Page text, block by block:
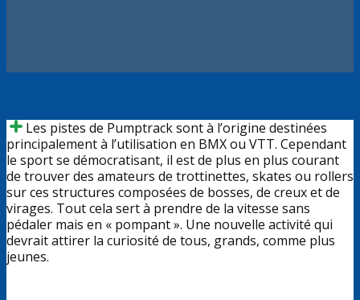
​​Les pistes de Pumptrack sont à l’origine destinées
principalement à l’utilisation en BMX ou VTT. Cependant
le sport se démocratisant, il est de plus en plus courant
de trouver des amateurs de trottinettes, skates ou rollers
sur ces structures composées de bosses, de creux et de
virages. Tout cela sert à prendre de la vitesse sans
pédaler mais en « pompant ». Une nouvelle activité qui
devrait attirer la curiosité de tous, grands, comme plus
jeunes.